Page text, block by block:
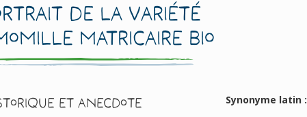
de la variété
matricaire Bio
et anecdote Synonyme latin :